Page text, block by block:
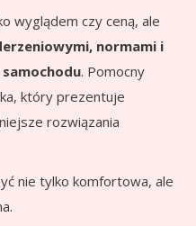
wyglądem czy ceną, ale
normami i
. Pomocny
który prezentuje
rozwiązania
nie tylko komfortowa, ale